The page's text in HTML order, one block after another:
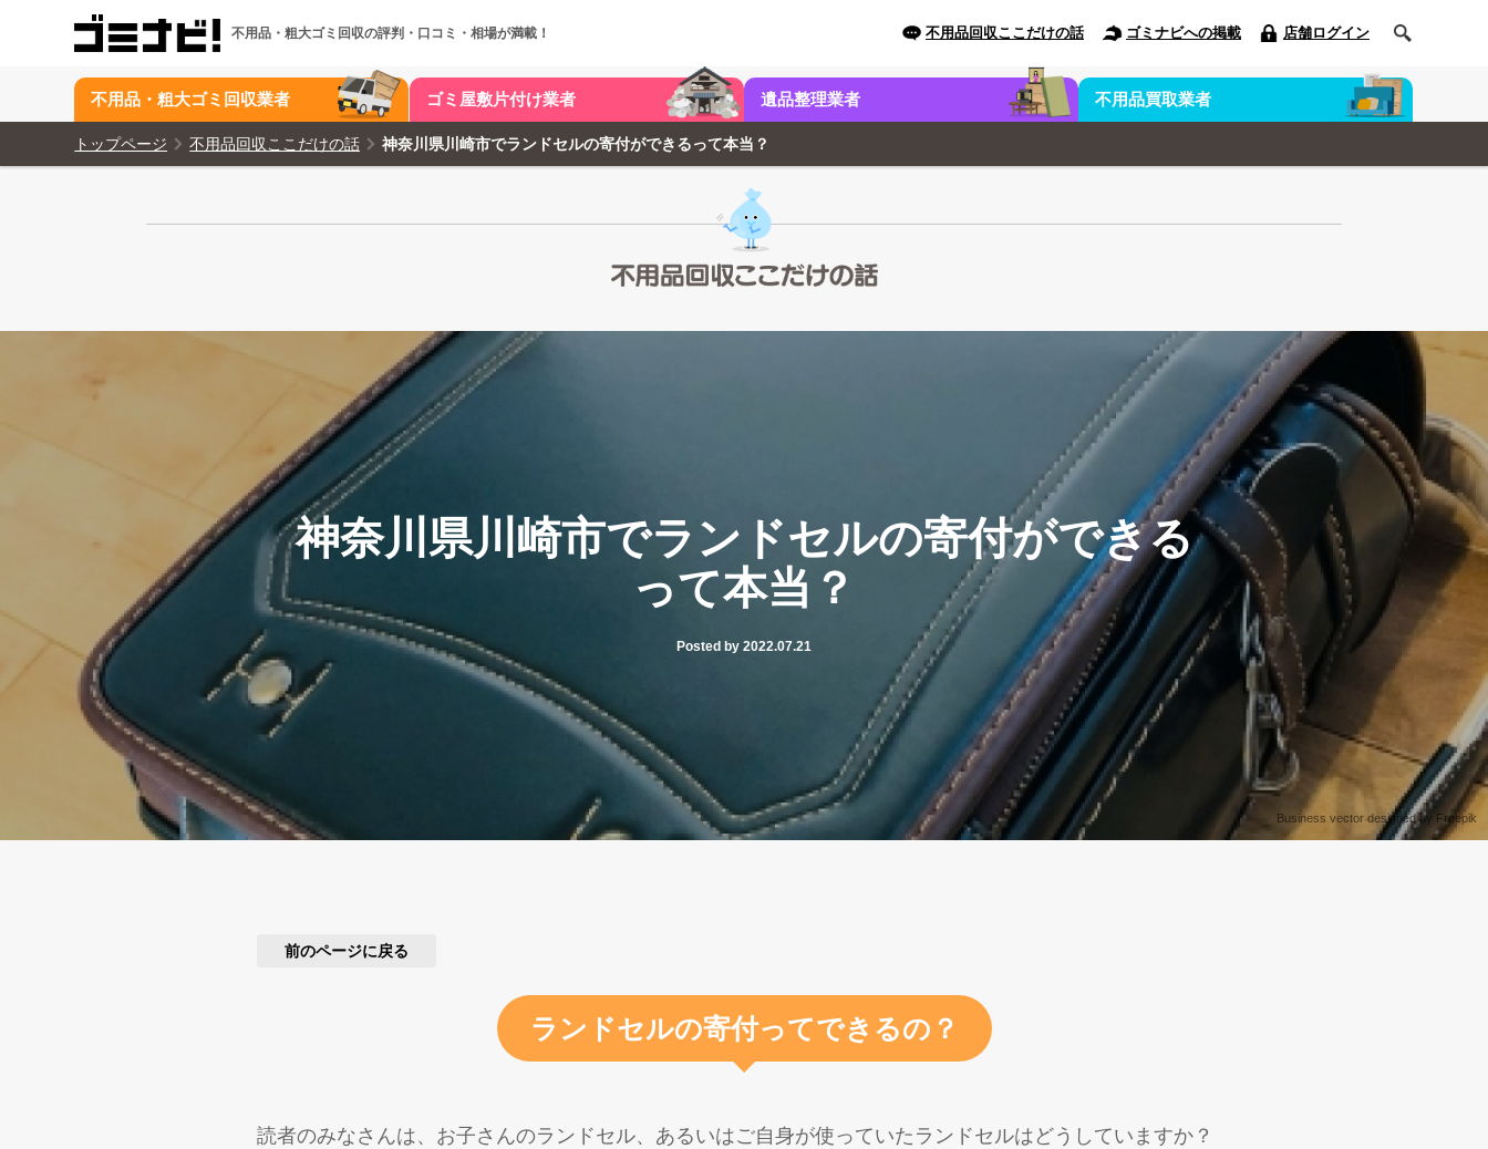
不用品・粗大ゴミ回収の評判・口コミ・相場が満載！ 不用品回収ここだけの話 ゴミナビへの掲載 店舗ログイン
不用品・粗大ゴミ回収業者 ゴミ屋敷片付け業者 遺品整理業者 不用品買取業者
トップページ 不用品回収ここだけの話 神奈川県川崎市でランドセルの寄付ができるって本当？
神奈川県川崎市でランドセルの寄付ができる
って本当？
Posted by 2022.07.21
Business vector designed by Freepik
前のページに戻る
ランドセルの寄付ってできるの？
読者のみなさんは、お子さんのランドセル、あるいはご自身が使っていたランドセルはどうしていますか？